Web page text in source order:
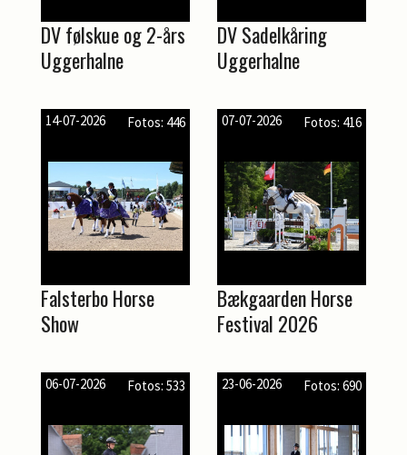
DV følskue og 2-års
Uggerhalne
DV Sadelkåring
Uggerhalne
14-07-2026 Fotos: 446
Falsterbo Horse
Show
07-07-2026 Fotos: 416
Bækgaarden Horse
Festival 2026
06-07-2026 Fotos: 533 23-06-2026 Fotos: 690